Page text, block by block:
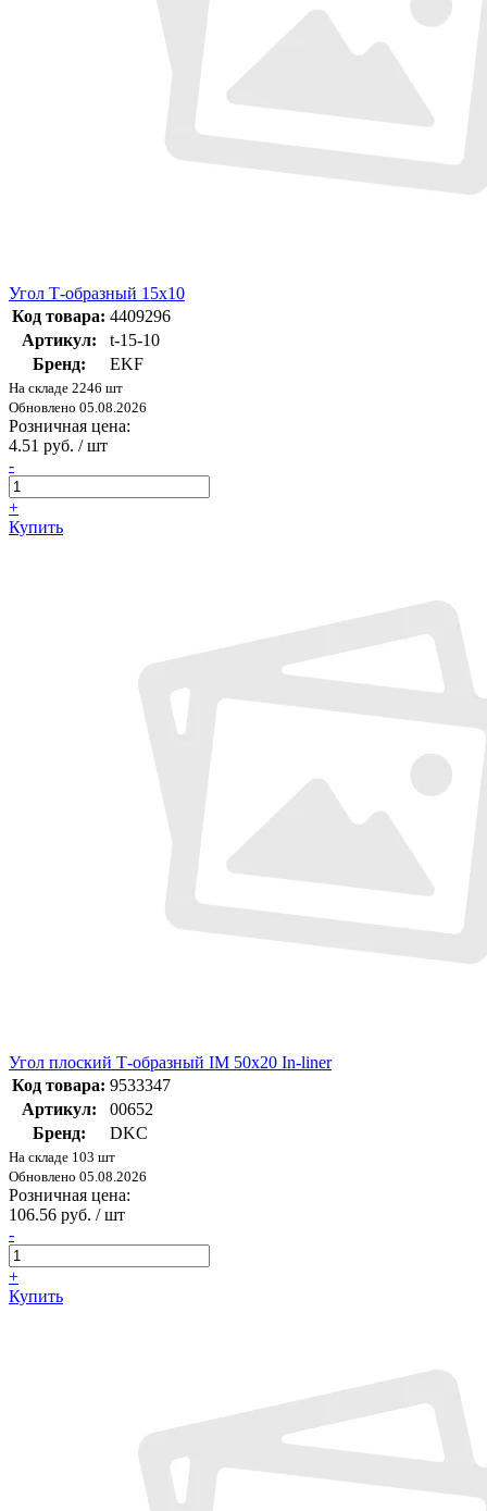
Угол Т-образный 15x10
Код товара: 4409296
Артикул:
t-15-10
Бренд:
EKF
На складе 2246 шт
Обновлено 05.08.2026
Розничная цена:
4.51 руб. / шт
-
+
Купить
Угол плоский Т-образный IM 50x20 In-liner
Код товара: 9533347
Артикул:
00652
Бренд:
DKC
На складе 103 шт
Обновлено 05.08.2026
Розничная цена:
106.56 руб. / шт
-
+
Купить